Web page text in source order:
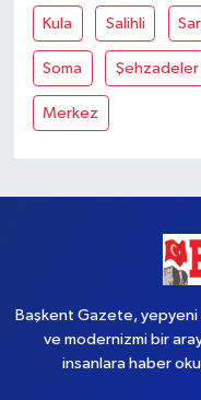
Kula Salihli
Soma Şehzadeler
Merkez
Başkent Gazete, yepyeni
ve modernizmi bir
insanlara haber